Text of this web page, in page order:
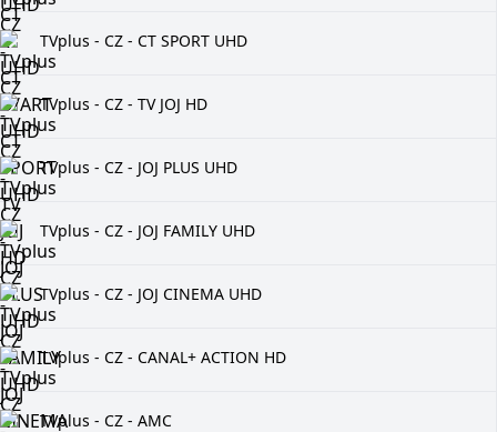
TVplus - CZ - CT SPORT UHD
TVplus - CZ - TV JOJ HD
TVplus - CZ - JOJ PLUS UHD
TVplus - CZ - JOJ FAMILY UHD
TVplus - CZ - JOJ CINEMA UHD
TVplus - CZ - CANAL+ ACTION HD
TVplus - CZ - AMC